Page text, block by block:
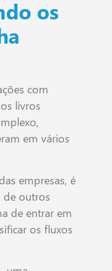
os
com
livros
em vários
empresas, é
de outros
de entrar em
os fluxos